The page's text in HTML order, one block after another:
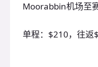
Moorabbin机场至
单程：$210，往返